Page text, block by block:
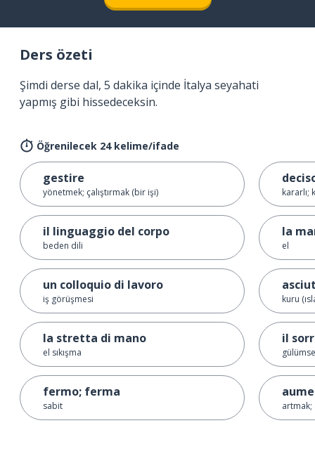
Ders özeti
Şimdi derse dal, 5 dakika içinde İtalya seyahati
yapmış gibi hissedeceksin.
Öğrenilecek 24 kelime/ifade
gestire
yönetmek; çalıştırmak (bir işi)
il linguaggio del corpo
beden dili
un colloquio di lavoro
iş görüşmesi
la stretta di mano
el sıkışma
fermo; ferma
sabit
kararlı;
la
el
kuru
il
artmak;